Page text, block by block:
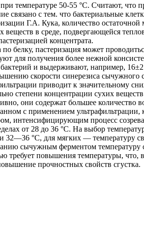
температуре 50-55 °С. Считают, что
связано с тем. что бактериальные
Г.А. Кука, количество
в среде, подвергающейся
концентрата.
белку, пастеризация может
для получения более нежной
и выдерживают, например,
скорости синерезиса сычужного
приводит к значительному
степени концентрации сухих веществ
они содержат большее количество
с применением ультрафильтрации,
интенсифицирующим процесс
от 28 до 36 °С. На выбор
32—36 °С, для мягких — температуру
сычужным ферментом
повышения температуры, что, в
прочностных свойств сгустка.